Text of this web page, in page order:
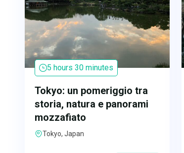
5 hours 30 minutes
Tokyo: un pomeriggio tra
storia, natura e panorami
mozzafiato
Tokyo, Japan